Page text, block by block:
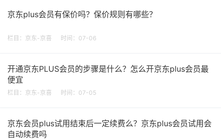
京东plus会员有保价吗？保价规则有哪些？
栏目： 京东-京喜 时间：07-06
开通京东PLUS会员的步骤是什么？怎么开京东plus会员最
便宜
栏目： 京东-京喜 时间：07-05
京东会员plus试用结束后一定续费么？京东plus会员试用会
自动续费吗